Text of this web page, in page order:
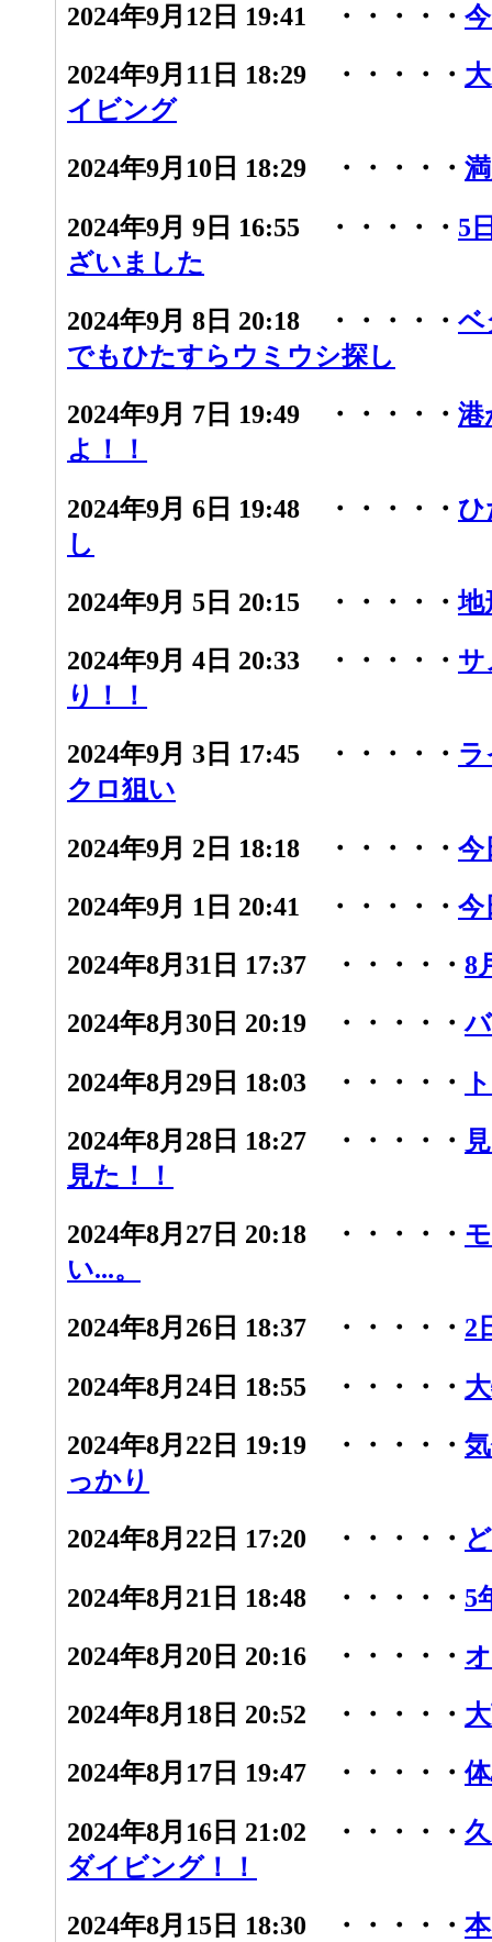
2024年9月12日 19:41 ・・・・・
2024年9月11日 18:29 ・・・・・
イビング
2024年9月10日 18:29 ・・・・・
2024年9月 9日 16:55 ・・・・・ 5
ざいました
2024年9月 8日 20:18 ・・・・・ ベ
でもひたすらウミウシ探し
2024年9月 7日 19:49 ・・・・・ 港
よ！！
2024年9月 6日 19:48 ・・・・・ ひ
し
2024年9月 5日 20:15 ・・・・・地
2024年9月 4日 20:33 ・・・・・ サ
り！！
2024年9月 3日 17:45 ・・・・・
クロ狙い
2024年9月 2日 18:18 ・・・・・ 今
2024年9月 1日 20:41 ・・・・・ 今
2024年8月31日 17:37 ・・・・・ 8
2024年8月30日 20:19 ・・・・・
2024年8月29日 18:03 ・・・・・
2024年8月28日 18:27 ・・・・・
見た！！
2024年8月27日 20:18 ・・・・・
い...。
2024年8月26日 18:37 ・・・・・ 2
2024年8月24日 18:55 ・・・・・
2024年8月22日 19:19 ・・・・・
っかり
2024年8月22日 17:20 ・・・・・
2024年8月21日 18:48 ・・・・・ 5
2024年8月20日 20:16 ・・・・・
2024年8月18日 20:52 ・・・・・
2024年8月17日 19:47 ・・・・・
2024年8月16日 21:02 ・・・・・
ダイビング！！
2024年8月15日 18:30 ・・・・・